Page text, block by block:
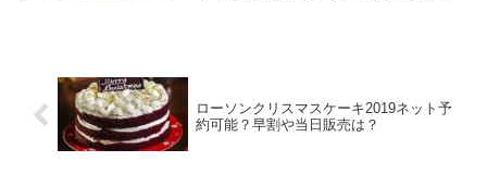
ローソンクリスマスケーキ2019ネット予
約可能？早割や当日販売は？